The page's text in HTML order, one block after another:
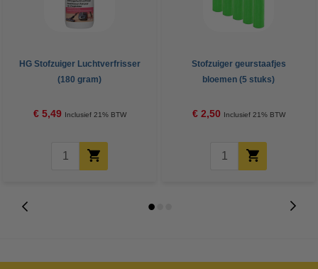
HG Stofzuiger Luchtverfrisser
(180 gram)
€ 5,49 Inclusief 21% BTW
Stofzuiger geurstaafjes
bloemen (5 stuks)
€ 2,50 Inclusief 21% BTW